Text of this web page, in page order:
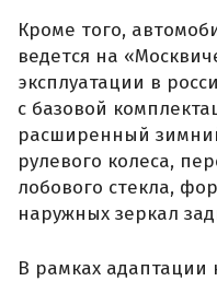
Кроме того,
ведется на
эксплуатации в
с базовой
расширенный
рулевого колеса,
лобового стекла,
наружных зеркал
В рамках адаптации